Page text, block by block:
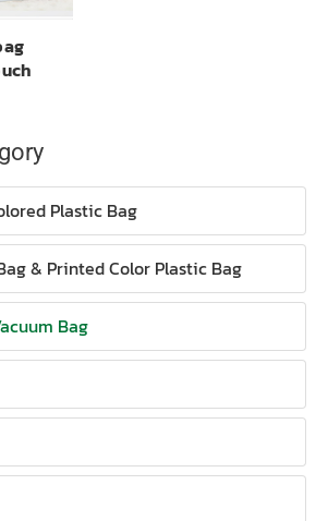
Plastic Bag
& Printed Color Plastic Bag
Bag